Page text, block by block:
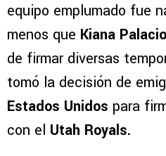
equipo emplumado fue
menos que Kiana
de firmar diversas
tomó la decisión de
Estados Unidos para
con el Utah Royals.